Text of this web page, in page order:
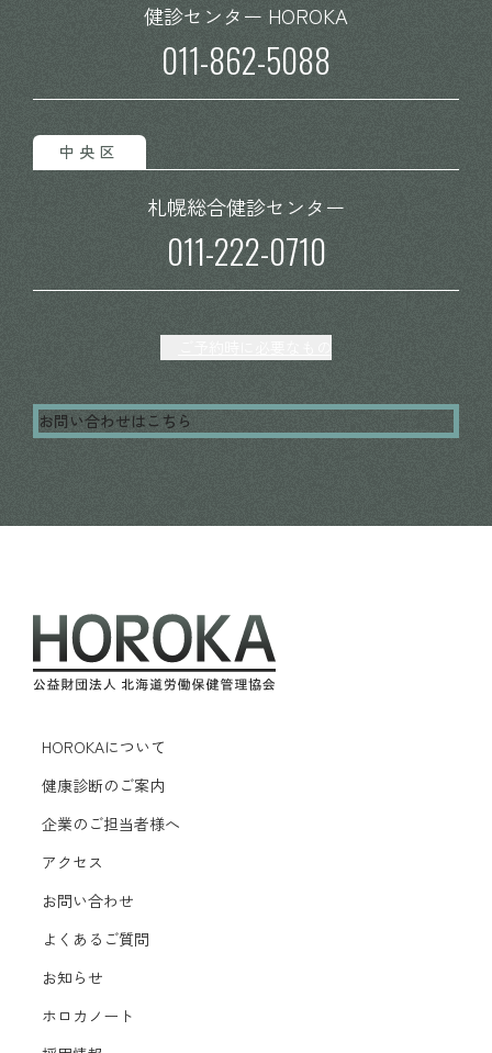
健診センター HOROKA
011-862-5088
中央区
札幌総合健診センター
011-222-0710
お問い合わせはこちら
HOROKAについて
健康診断のご案内
企業のご担当者様へ
アクセス
お問い合わせ
よくあるご質問
お知らせ
ホロカノート